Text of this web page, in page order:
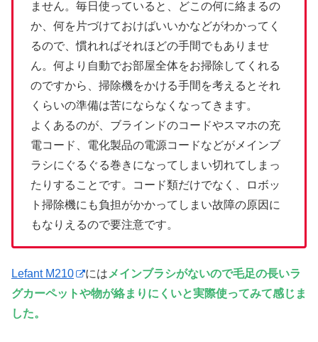
ません。毎日使っていると、どこの何に絡まるの
か、何を片づけておけばいいかなどがわかってく
るので、慣れればそれほどの手間でもありませ
ん。何より自動でお部屋全体をお掃除してくれる
のですから、掃除機をかける手間を考えるとそれ
くらいの準備は苦にならなくなってきます。
よくあるのが、ブラインドのコードやスマホの充
電コード、電化製品の電源コードなどがメインブ
ラシにぐるぐる巻きになってしまい切れてしまっ
たりすることです。コード類だけでなく、ロボッ
ト掃除機にも負担がかかってしまい故障の原因に
もなりえるので要注意です。
Lefant M210 には メインブラシがないので毛足の長いラ
グカーペットや物が絡まりにくいと実際使ってみて感じま
した。